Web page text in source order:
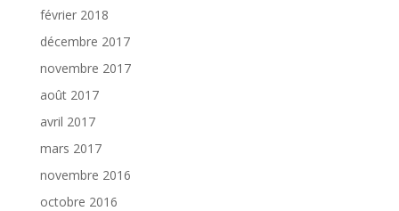
février 2018
décembre 2017
novembre 2017
août 2017
avril 2017
mars 2017
novembre 2016
octobre 2016